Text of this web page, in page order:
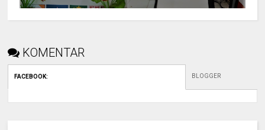
KOMENTAR
FACEBOOK: BLOGGER